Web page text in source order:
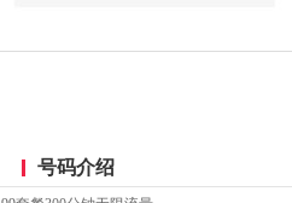
号码介绍